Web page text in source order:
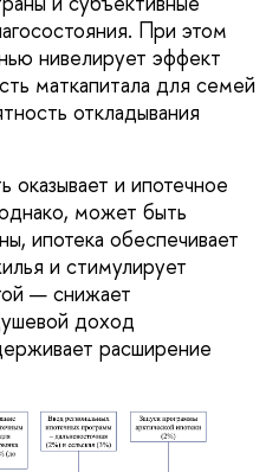
При этом
нивелирует эффект
маткапитала для семей
откладывания
и ипотечное
может быть
ипотека обеспечивает
и стимулирует
— снижает
доход
расширение